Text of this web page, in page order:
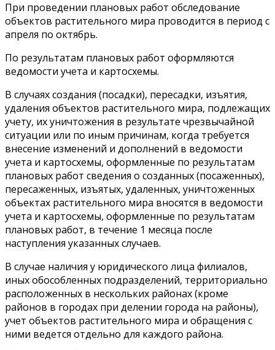
При проведении плановых работ обследование
объектов растительного мира проводится в период с
апреля по октябрь.
По результатам плановых работ оформляются
ведомости учета и картосхемы.
В случаях создания (посадки), пересадки, изъятия,
удаления объектов растительного мира, подлежащих
учету, их уничтожения в результате чрезвычайной
ситуации или по иным причинам, когда требуется
внесение изменений и дополнений в ведомости
учета и картосхемы, оформленные по результатам
плановых работ сведения о созданных (посаженных),
пересаженных, изъятых, удаленных, уничтоженных
объектах растительного мира вносятся в ведомости
учета и картосхемы, оформленные по результатам
плановых работ, в течение 1 месяца после
наступления указанных случаев.
В случае наличия у юридического лица филиалов,
иных обособленных подразделений, территориально
расположенных в нескольких районах (кроме
районов в городах при делении города на районы),
учет объектов растительного мира и обращения с
ними ведется отдельно для каждого района.